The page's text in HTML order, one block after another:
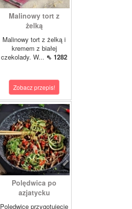
Malinowy tort z
żelką
Malinowy tort z żelką i
kremem z białej
czekolady. W... ⇖ 1282
Zobacz przepis!
Polędwica po
azjatycku
Polędwicę przygotujecie